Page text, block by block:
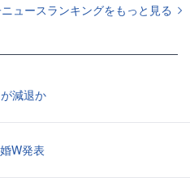
ュースランキングをもっと見る
減退か
W発表